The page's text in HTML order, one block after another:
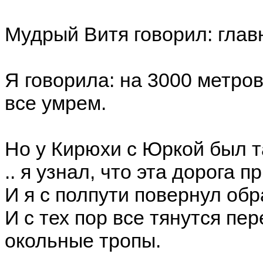
Мудрый Витя говорил:
Я говорила: на 3000
все умрем.
Но у Кирюхи с Юркой был
.. я узнал, что эта дорога
И я с полпути повернул
И с тех пор все тянутся
окольные тропы.